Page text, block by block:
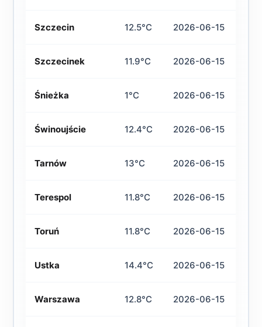
Szczecin 12.5°C 2026-06-15
Szczecinek 11.9°C 2026-06-15
Śnieżka 1°C 2026-06-15
Świnoujście 12.4°C 2026-06-15
Tarnów 13°C 2026-06-15
Terespol 11.8°C 2026-06-15
Toruń 11.8°C 2026-06-15
Ustka 14.4°C 2026-06-15
Warszawa 12.8°C 2026-06-15